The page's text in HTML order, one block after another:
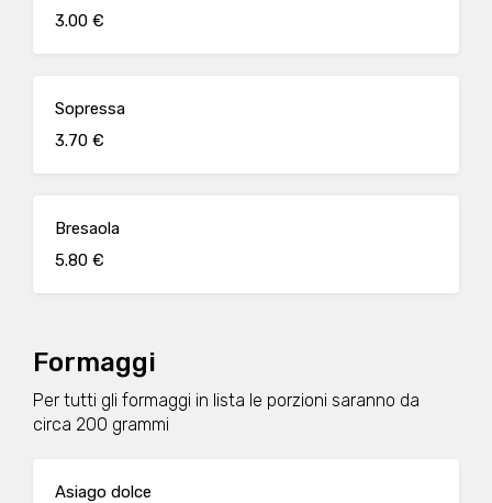
3.00 €
Sopressa
3.70 €
Bresaola
5.80 €
Formaggi
Per tutti gli formaggi in lista le porzioni saranno da
circa 200 grammi
Asiago dolce